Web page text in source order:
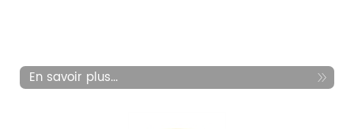
En savoir plus...